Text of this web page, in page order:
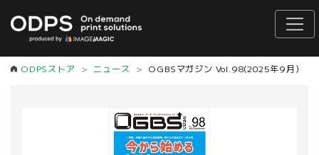
ODPSストア ニュース OGBSマガジン Vol.98(2025年9月）「